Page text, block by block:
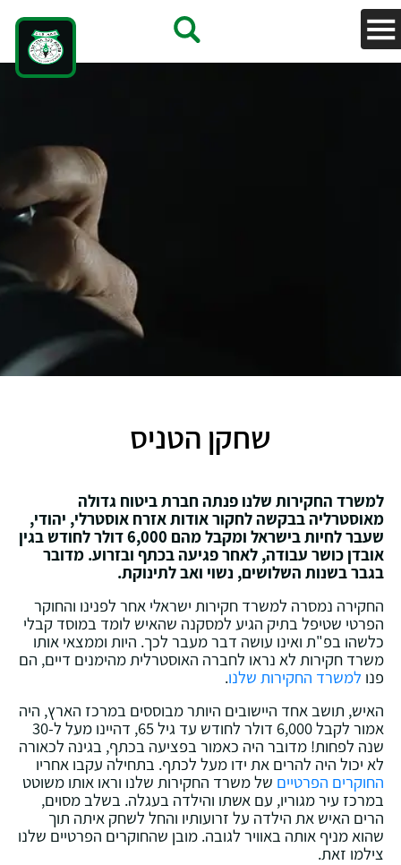
שחקן הטניס
למשרד החקירות שלנו פנתה חברת ביטוח גדולה
מאוסטרליה בבקשה לחקור אודות אזרח אוסטרלי, יהודי,
שעבר לחיות בישראל ומקבל מהם 6,000 דולר לחודש בגין
אובדן כושר עבודה, לאחר פגיעה בכתף ובזרוע. מדובר
בגבר בשנות השלושים, נשוי ואב לתינוקת.
החקירה נמסרה למשרד חקירות ישראלי אחר לפנינו והחוקר
הפרטי שטיפל בתיק הגיע למסקנה שהאיש לומד במוסד קבלי
כלשהו בפ"ת ואינו עושה דבר מעבר לכך. היות וממצאי אותו
משרד חקירות לא נראו לחברה האוסטרלית מהימנים דיים, הם
פנו למשרד החקירות שלנו.
האיש, תושב אחד היישובים היותר מבוססים במרכז הארץ, היה
אמור לקבל 6,000 דולר לחודש עד גיל 65, דהיינו מעל ל-30
שנה לפחות! מדובר היה כאמור בפציעה בכתף, בגינה לכאורה
לא יכול היה להרים את ידו מעל לכתף. בתחילה עקבו אחריו
החוקרים הפרטיים של משרד החקירות שלנו וראו אותו משוטט
במרכז עיר מגוריו, עם אשתו והילדה בעגלה. בשלב מסוים,
הרים האיש את הילדה על זרועותיו והחל לשחק איתה תוך
שהוא מניף אותה באוויר לגובה. מובן שהחוקרים הפרטיים שלנו
צילמו זאת.